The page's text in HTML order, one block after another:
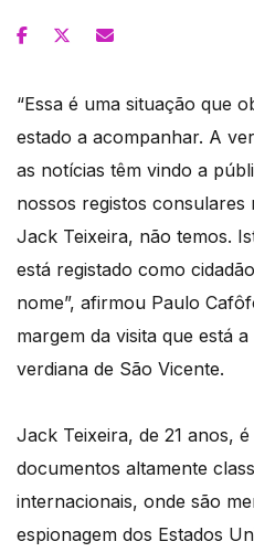
“Essa é uma situação que
estado a acompanhar. A
as notícias têm vindo a
nossos registos consulares
Jack Teixeira, não temos.
está registado como
nome”, afirmou Paulo
margem da visita que está
verdiana de São Vicente.
Jack Teixeira, de 21 anos,
documentos altamente
internacionais, onde são
espionagem dos Estados